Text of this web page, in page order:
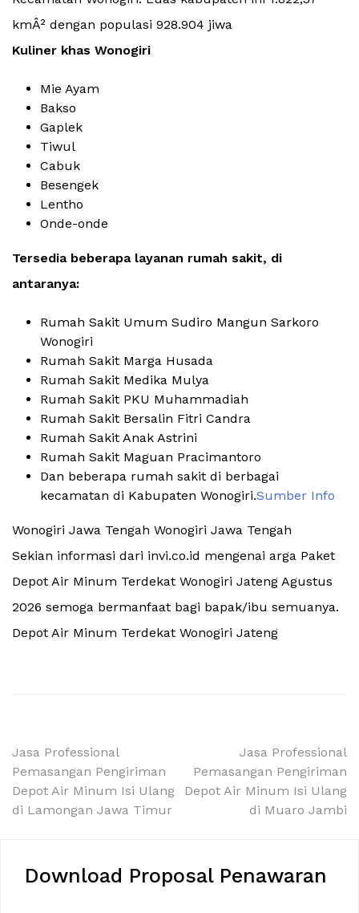
kmÂ² dengan populasi 928.904 jiwa
Kuliner khas Wonogiri
Mie Ayam
Bakso
Gaplek
Tiwul
Cabuk
Besengek
Lentho
Onde-onde
Tersedia beberapa layanan rumah sakit, di
antaranya:
Rumah Sakit Umum Sudiro Mangun Sarkoro
Wonogiri
Rumah Sakit Marga Husada
Rumah Sakit Medika Mulya
Rumah Sakit PKU Muhammadiah
Rumah Sakit Bersalin Fitri Candra
Rumah Sakit Anak Astrini
Rumah Sakit Maguan Pracimantoro
Dan beberapa rumah sakit di berbagai
kecamatan di Kabupaten Wonogiri.Sumber Info
Wonogiri Jawa Tengah Wonogiri Jawa Tengah
Sekian informasi dari invi.co.id mengenai arga Paket
Depot Air Minum Terdekat Wonogiri Jateng Agustus
2026 semoga bermanfaat bagi bapak/ibu semuanya.
Depot Air Minum Terdekat Wonogiri Jateng
Navigasi
pos
Jasa Professional
Pemasangan Pengiriman
Depot Air Minum Isi Ulang
di Lamongan Jawa Timur
Jasa Professional
Pemasangan Pengiriman
Depot Air Minum Isi Ulang
di Muaro Jambi
Download Proposal Penawaran